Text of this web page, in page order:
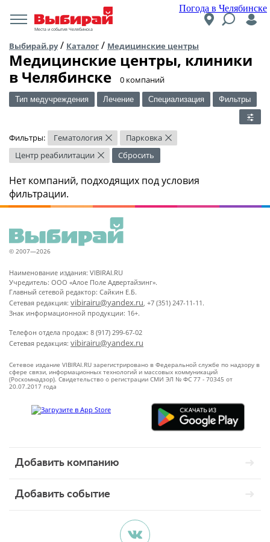
Погода в Челябинске
Места и события Челябинска
Выбирай.ру/ Каталог / Медицинские центры
Медицинские центры, клиники
в Челябинске
​0 компаний
Тип медучреждения Лечение Специализация Фильтры
Фильтры: Гематология × Парковка ×
Центр реабилитации × Сбросить
Нет компаний, подходящих под условия
фильтрации.
© 2007—2026
Наименование издания: VIBIRAI.RU
Учредитель: ООО «Алое Поле Адвертайзинг».
Главный сетевой редактор: Сайкин Е.Б.
Сетевая редакция: vibirairu@yandex.ru, +7 (351) 247-11-11.
Знак информационной продукции: 16+.
Телефон отдела продаж: 8 (917) 299-67-02
Сетевая редакция: vibirairu@yandex.ru
Сетевое издание VIBIRAI.RU зарегистрировано в Федеральной службе по надзору в
сфере связи, информационных технологий и массовых коммуникаций
(Роскомнадзор). Свидетельство о регистрации СМИ ЭЛ № ФС 77 - 70345 от
20.07.2017 года
Добавить компанию
Добавить событие